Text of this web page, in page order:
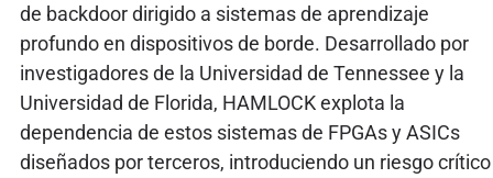
de backdoor dirigido a sistemas de aprendizaje
profundo en dispositivos de borde. Desarrollado por
investigadores de la Universidad de Tennessee y la
Universidad de Florida, HAMLOCK explota la
dependencia de estos sistemas de FPGAs y ASICs
diseñados por terceros, introduciendo un riesgo crítico